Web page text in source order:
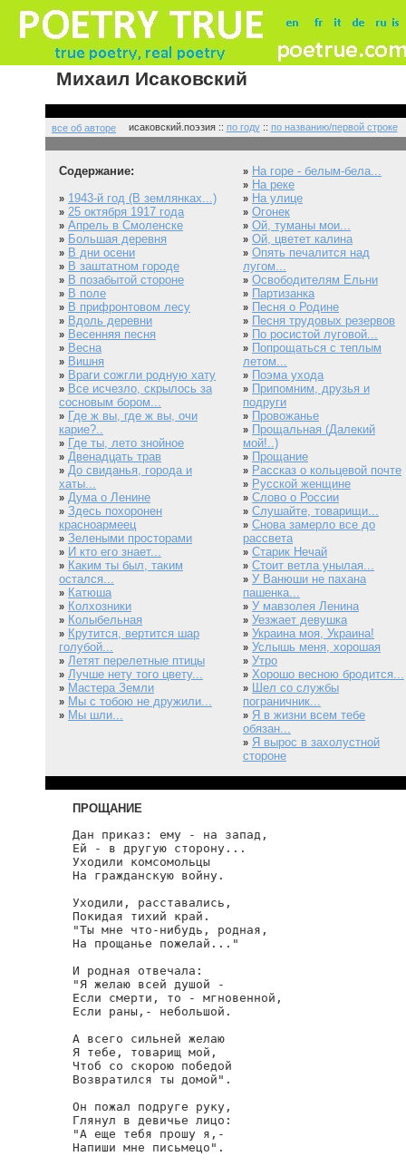
Михаил Исаковский
все об авторе исаковский.поэзия :: по году:: по названию/первой строке
Содержание:
» 1943-й год (В землянках...)
» 25 октября 1917 года
» Апрель в Смоленске
» Большая деревня
» В дни осени
» В заштатном городе
» В позабытой стороне
» В поле
» В прифронтовом лесу
» Вдоль деревни
» Весенняя песня
» Весна
» Вишня
» Враги сожгли родную хату
» Все исчезло, скрылось за
сосновым бором...
» Где ж вы, где ж вы, очи
карие?..
» Где ты, лето знойное
» Двенадцать трав
» До свиданья, города и
хаты...
» Дума о Ленине
» Здесь похоронен
красноармеец
» Зелеными просторами
» И кто его знает...
» Каким ты был, таким
остался...
» Катюша
» Колхозники
» Колыбельная
» Крутится, вертится шар
голубой...
» Летят перелетные птицы
» Лучше нету того цвету...
» Мастера Земли
» Мы с тобою не дружили...
» Мы шли...
» На горе - белым-бела...
» На реке
» На улице
» Огонек
» Ой, туманы мои...
» Ой, цветет калина
» Опять печалится над
лугом...
» Освободителям Ельни
» Партизанка
» Песня о Родине
» Песня трудовых резервов
» По росистой луговой...
» Попрощаться с теплым
летом...
» Поэма ухода
» Припомним, друзья и
подруги
» Провожанье
» Прощальная (Далекий
мой!..)
» Прощание
» Рассказ о кольцевой почте
» Русской женщине
» Слово о России
» Слушайте, товарищи...
» Снова замерло все до
рассвета
» Старик Нечай
» Стоит ветла унылая...
» У Ванюши не пахана
пашенка...
» У мавзолея Ленина
» Уезжает девушка
» Украина моя, Украина!
» Услышь меня, хорошая
» Утро
» Хорошо весною бродится...
» Шел со службы
пограничник...
» Я в жизни всем тебе
обязан...
» Я вырос в захолустной
стороне
ПРОЩАНИЕ
Дан приказ: ему - на запад,
Ей - в другую сторону...
Уходили комсомольцы
На гражданскую войну.
Уходили, расставались,
Покидая тихий край.
"Ты мне что-нибудь, родная,
На прощанье пожелай..."
И родная отвечала:
"Я желаю всей душой -
Если смерти, то - мгновенной,
Если раны,- небольшой.
А всего сильней желаю
Я тебе, товарищ мой,
Чтоб со скорою победой
Возвратился ты домой".
Он пожал подруге руку,
Глянул в девичье лицо:
"А еще тебя прошу я,-
Напиши мне письмецо".